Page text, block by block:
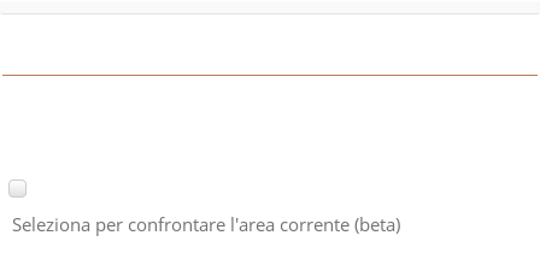
Seleziona per confrontare l'area corrente (beta)